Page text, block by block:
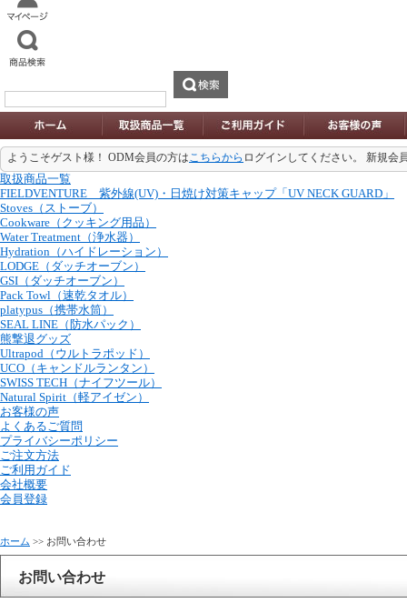
ようこそゲスト様！ ODM会員の方はこちらから ログインしてください。 新規会
取扱商品一覧
FIELDVENTURE 紫外線(UV)・日焼け対策キャップ「UV NECK GUARD」
Stoves（ストーブ）
Cookware（クッキング用品）
Water Treatment（浄水器）
Hydration（ハイドレーション）
LODGE（ダッチオーブン）
GSI（ダッチオーブン）
Pack Towl（速乾タオル）
platypus（携帯水筒）
SEAL LINE（防水パック）
熊撃退グッズ
Ultrapod（ウルトラポッド）
UCO（キャンドルランタン）
SWISS TECH（ナイフツール）
Natural Spirit（軽アイゼン）
お客様の声
よくあるご質問
プライバシーポリシー
ご注文方法
ご利用ガイド
会社概要
会員登録
ホーム >> お問い合わせ
お問い合わせ